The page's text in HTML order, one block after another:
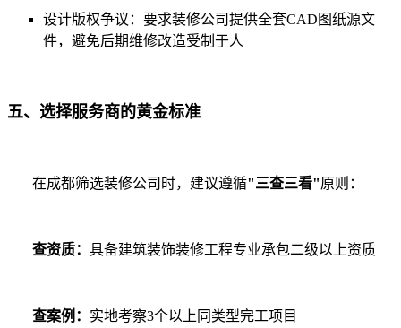
设计版权争议：要求装修公司提供全套CAD图纸源文
件，避免后期维修改造受制于人
五、选择服务商的黄金标准
在成都筛选装修公司时，建议遵循"三查三看"原则：
查资质： 具备建筑装饰装修工程专业承包二级以上资质
查案例： 实地考察3个以上同类型完工项目